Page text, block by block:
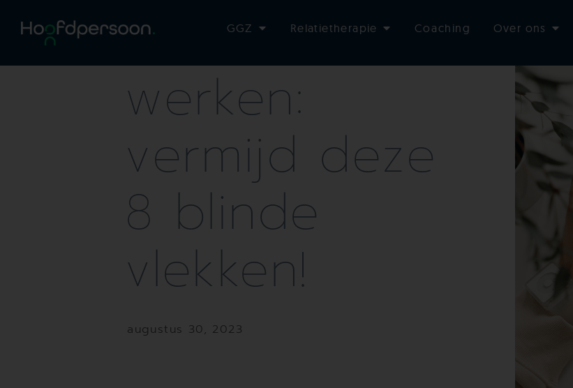
GGZ Relatietherapie Coaching Over ons
Effectiever
werken:
vermijd deze
8 blinde
vlekken!
augustus 30, 2023